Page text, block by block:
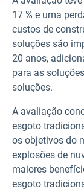
17 % e uma
custos de
soluções são
20 anos,
para as
soluções.
A avaliação
esgoto
os objetivos do
explosões de
maiores
esgoto